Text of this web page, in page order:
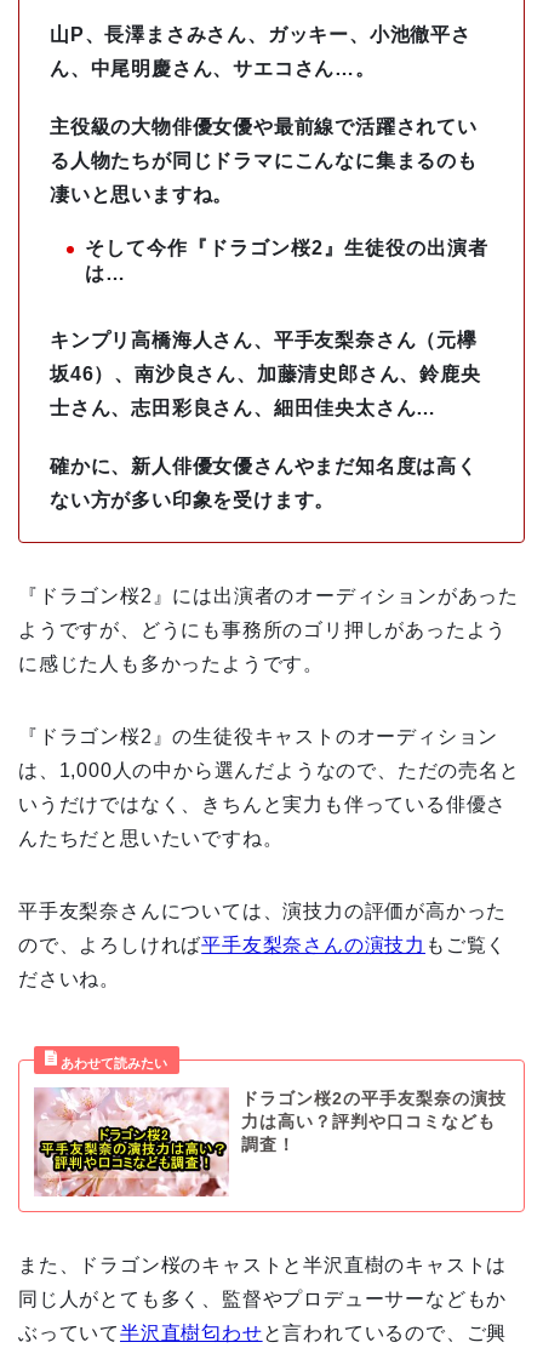
山P、長澤まさみさん、ガッキー、小池徹平さ
ん、中尾明慶さん、サエコさん…。
主役級の大物俳優女優や最前線で活躍されてい
る人物たちが同じドラマにこんなに集まるのも
凄いと思いますね。
そして今作『ドラゴン桜2』生徒役の出演者
は…
キンプリ高橋海人さん、平手友梨奈さん（元欅
坂46）、南沙良さん、加藤清史郎さん、鈴鹿央
士さん、志田彩良さん、細田佳央太さん…
確かに、新人俳優女優さんやまだ知名度は高く
ない方が多い印象を受けます。
『ドラゴン桜2』には出演者のオーディションがあった
ようですが、どうにも事務所のゴリ押しがあったよう
に感じた人も多かったようです。
『ドラゴン桜2』の生徒役キャストのオーディション
は、1,000人の中から選んだようなので、ただの売名と
いうだけではなく、きちんと実力も伴っている俳優さ
んたちだと思いたいですね。
平手友梨奈さんについては、演技力の評価が高かった
ので、よろしければ平手友梨奈さんの演技力 もご覧く
ださいね。
ドラゴン桜2の平手友梨奈の演技
力は高い？評判や口コミなども
調査！
また、ドラゴン桜のキャストと半沢直樹のキャストは
同じ人がとても多く、監督やプロデューサーなどもか
ぶっていて半沢直樹匂わせと言われているので、ご興